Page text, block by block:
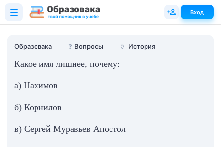
Образовака ❓ Вопросы 🏺 История
Какое имя лишнее, почему:
а) Нахимов
б) Корнилов
в) Сергей Муравьев Апостол
Вход